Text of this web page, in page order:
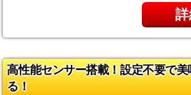
高性能センサー搭載！設定不要で
る！